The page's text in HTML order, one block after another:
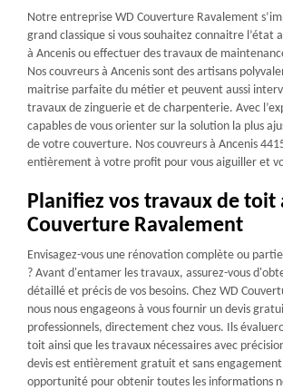
Notre entreprise WD Couverture Ravalement
grand classique si vous souhaitez connaitre l’état
à Ancenis ou effectuer des travaux de
Nos couvreurs à Ancenis sont des artisans
maitrise parfaite du métier et peuvent aussi
travaux de zinguerie et de charpenterie. Avec
capables de vous orienter sur la solution la plus
de votre couverture. Nos couvreurs à Ancenis
entièrement à votre profit pour vous aiguiller et
Planifiez vos travaux de toit
Couverture Ravalement
Envisagez-vous une rénovation complète ou
? Avant d'entamer les travaux, assurez-vous
détaillé et précis de vos besoins. Chez WD
nous nous engageons à vous fournir un devis
professionnels, directement chez vous. Ils
toit ainsi que les travaux nécessaires avec
devis est entièrement gratuit et sans
opportunité pour obtenir toutes les informations